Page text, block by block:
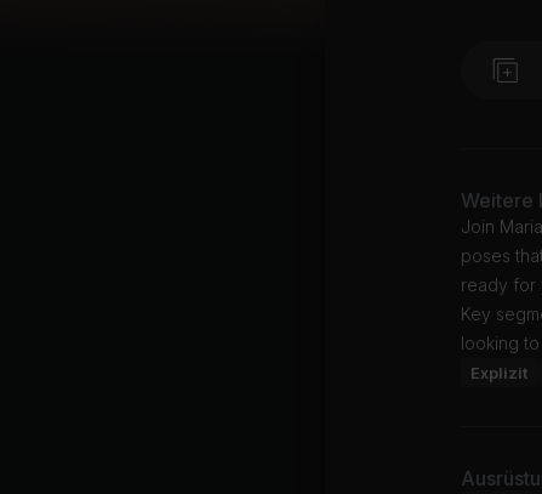
Weitere
Join
poses
ready for
Key
looking
Explizit